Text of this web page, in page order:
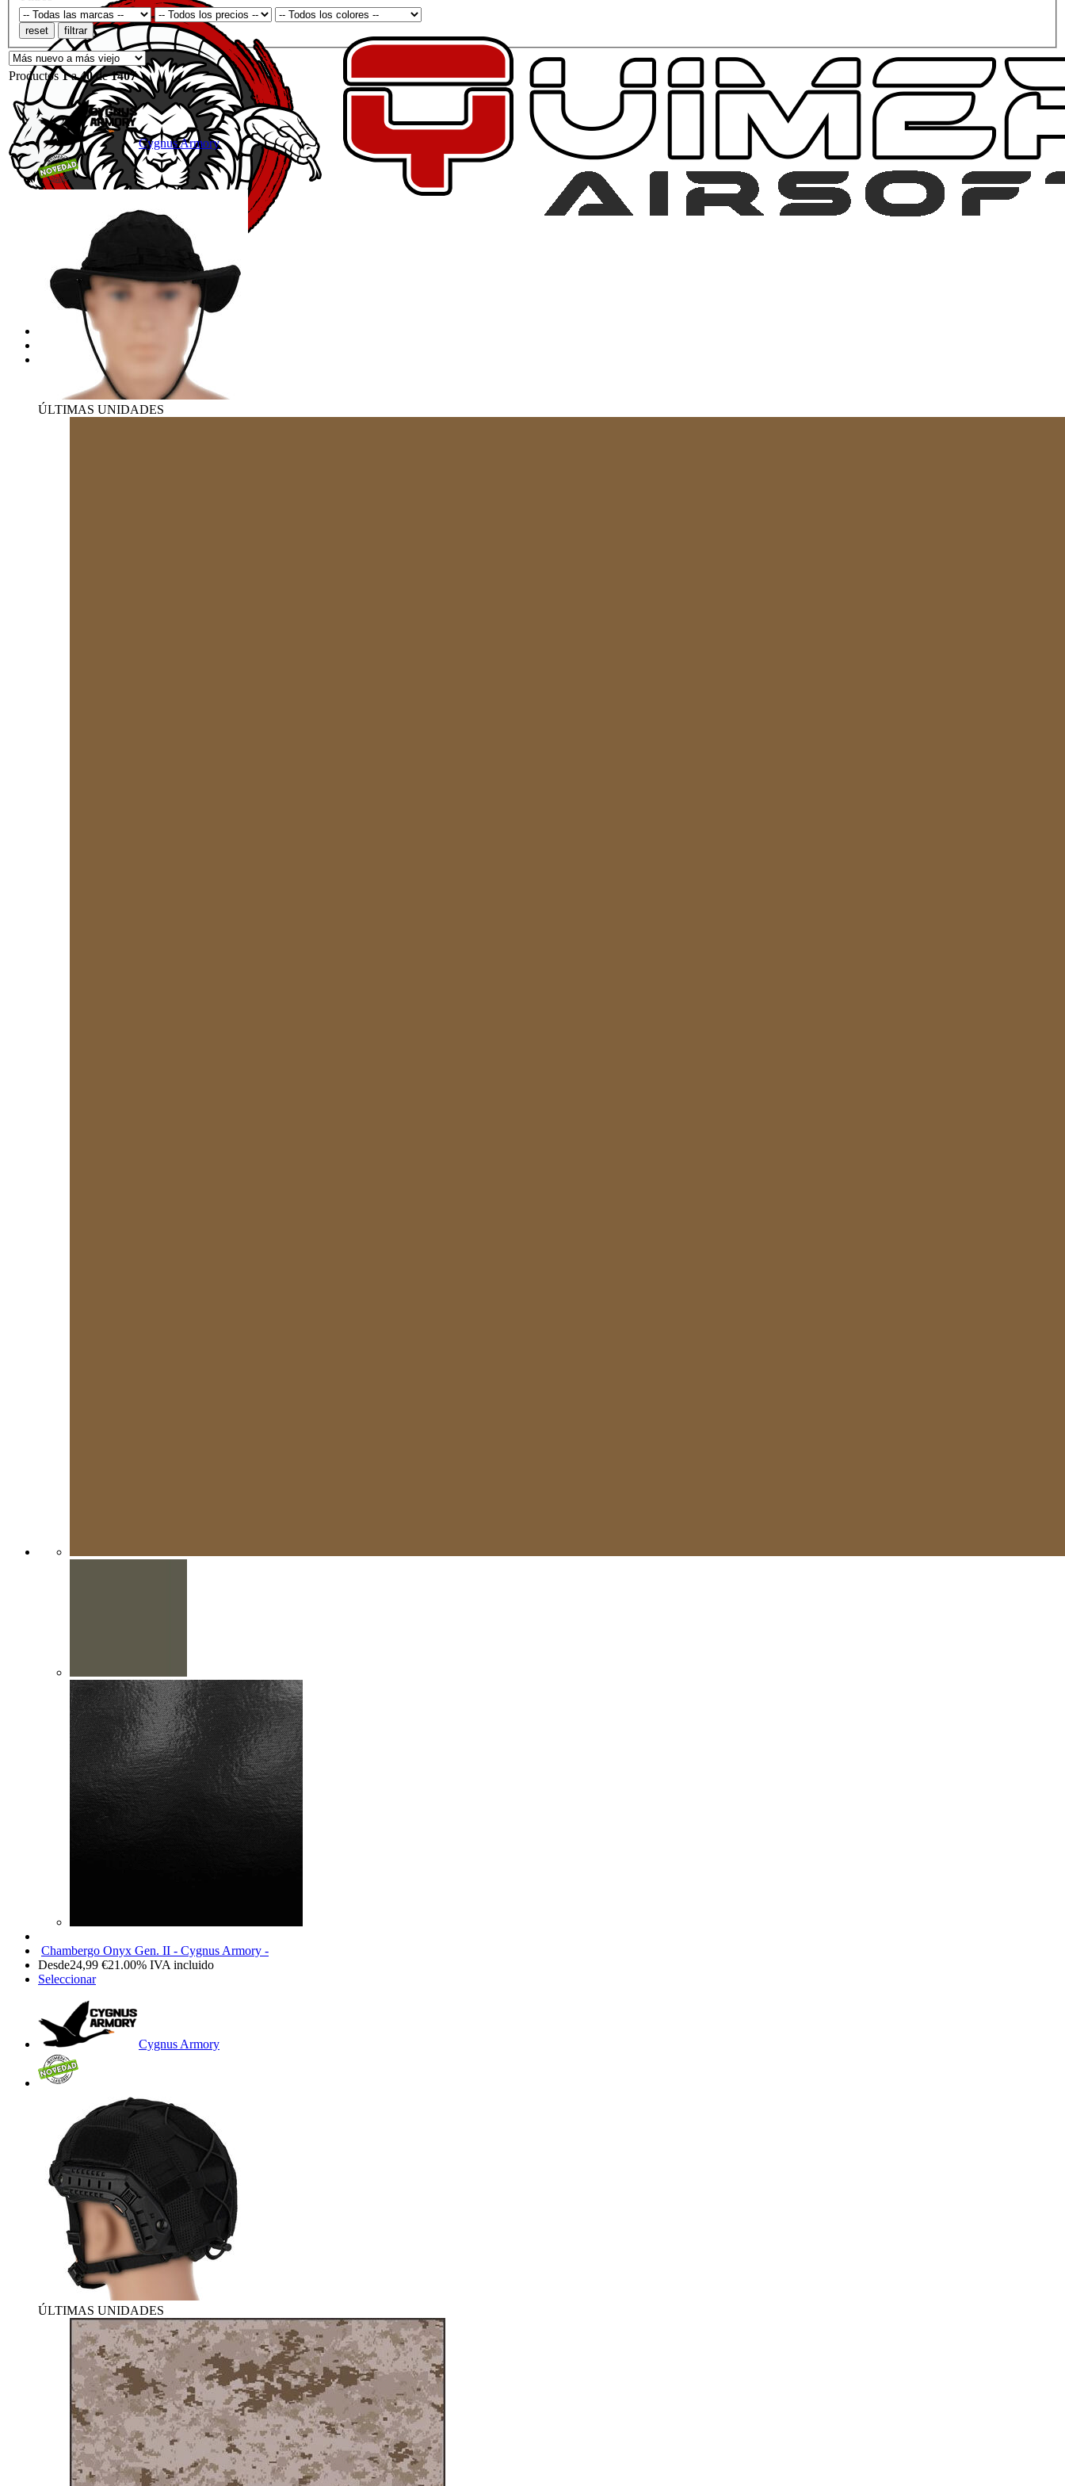
Productos1a40de 1407
Cygnus Armory
ÚLTIMAS UNIDADES
Chambergo Onyx Gen. II - Cygnus Armory -
Desde24,99 €21.00% IVA incluido
Seleccionar
Cygnus Armory
ÚLTIMAS UNIDADES